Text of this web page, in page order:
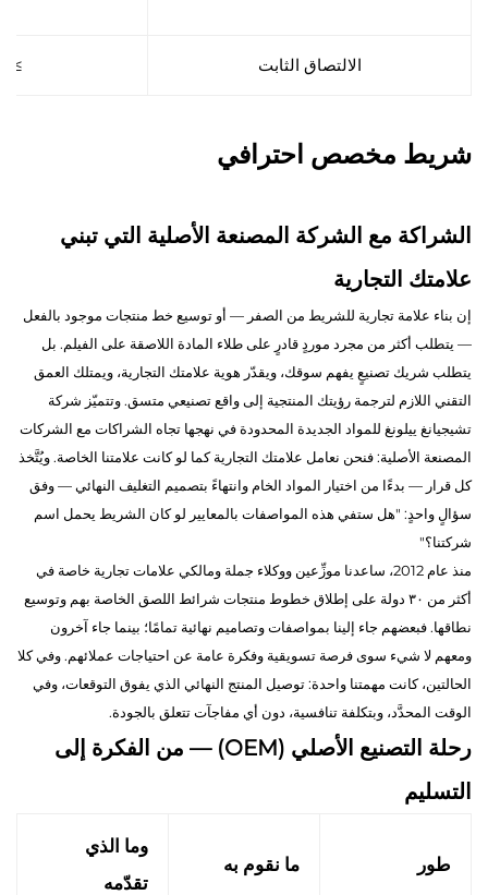
الالتصاق الثابت ≥24 ساعة
شريط مخصص احترافي
الشراكة مع الشركة المصنعة الأصلية التي تبني
علامتك التجارية
إن بناء علامة تجارية للشريط من الصفر — أو توسيع خط منتجات موجود بالفعل
— يتطلب أكثر من مجرد موردٍ قادرٍ على طلاء المادة اللاصقة على الفيلم. بل
يتطلب شريك تصنيعٍ يفهم سوقك، ويقدّر هوية علامتك التجارية، ويمتلك العمق
التقني اللازم لترجمة رؤيتك المنتجية إلى واقع تصنيعي متسق. وتتميّز شركة
تشيجيانغ ييلونغ للمواد الجديدة المحدودة في نهجها تجاه الشراكات مع الشركات
المصنعة الأصلية: فنحن نعامل علامتك التجارية كما لو كانت علامتنا الخاصة. ويُتَّخذ
كل قرار — بدءًا من اختيار المواد الخام وانتهاءً بتصميم التغليف النهائي — وفق
سؤالٍ واحدٍ: "هل ستفي هذه المواصفات بالمعايير لو كان الشريط يحمل اسم
شركتنا؟"
منذ عام 2012، ساعدنا موزِّعين ووكلاء جملة ومالكي علامات تجارية خاصة في
أكثر من ٣٠ دولة على إطلاق خطوط منتجات شرائط اللصق الخاصة بهم وتوسيع
نطاقها. فبعضهم جاء إلينا بمواصفات وتصاميم نهائية تمامًا؛ بينما جاء آخرون
ومعهم لا شيء سوى فرصة تسويقية وفكرة عامة عن احتياجات عملائهم. وفي كلا
الحالتين، كانت مهمتنا واحدة: توصيل المنتج النهائي الذي يفوق التوقعات، وفي
الوقت المحدَّد، وبتكلفة تنافسية، دون أي مفاجآت تتعلق بالجودة.
رحلة التصنيع الأصلي (OEM) — من الفكرة إلى
التسليم
طور ما نقوم به
وما الذي
تقدّمه